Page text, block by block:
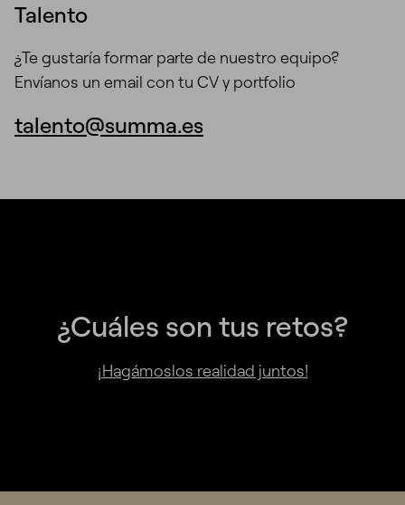
Talento
¿Te gustaría formar parte de nuestro equipo?
Envíanos un email con tu CV y portfolio
talento@summa.es
¿Cuáles son tus retos?
¡Hagámoslos realidad juntos!